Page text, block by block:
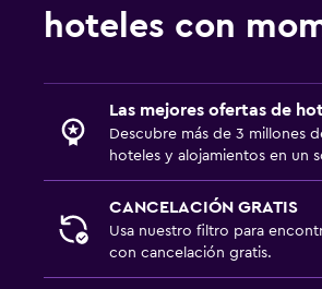
hoteles con
Las mejores ofertas de
Descubre más de 3 millones
hoteles y alojamientos en un
CANCELACIÓN GRATIS
Usa nuestro filtro para
con cancelación gratis.